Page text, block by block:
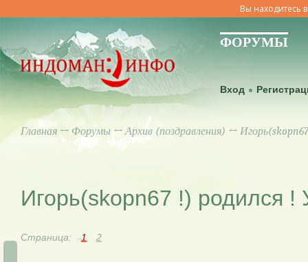
Вы находитесь
ФОРУМЫ
Вход
Главная ↔ Форумы↔Архив (поздравления) ↔
Игорь(skopn67 !) родился
Страница: 1 2